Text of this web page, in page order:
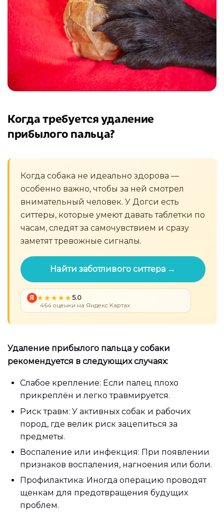
Когда требуется удаление
прибылого пальца?
Когда собака не идеально здорова —
особенно важно, чтобы за ней смотрел
внимательный человек. У Догси есть
ситтеры, которые умеют давать таблетки по
часам, следят за самочувствием и сразу
заметят тревожные сигналы.
Найти заботливого ситтера →
Я 5.0
464 оценки на Яндекс Картах
Удаление прибылого пальца у собаки
рекомендуется в следующих случаях:
Слабое крепление: Если палец плохо
прикреплён и легко травмируется.
Риск травм: У активных собак и рабочих
пород, где велик риск зацепиться за
предметы.
Воспаление или инфекция: При появлении
признаков воспаления, нагноения или боли.
Профилактика: Иногда операцию проводят
щенкам для предотвращения будущих
проблем.